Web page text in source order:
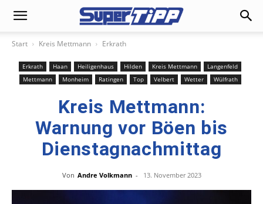
Start Kreis Mettmann Erkrath
Erkrath Haan Heiligenhaus Hilden Kreis Mettmann
Langenfeld
Mettmann
Monheim Ratingen Top Velbert Wetter Wülfrath
Kreis Mettmann:
Warnung vor Böen bis
Dienstagnachmittag
Von Andre Volkmann - 13. November 2023